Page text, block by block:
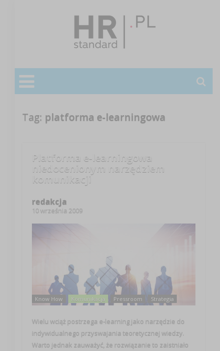
Tag: platforma e-learningowa
Platforma e-learningowa
niedocenionym narzędziem
komunikacji
redakcja
10 września 2009
Know How Komunikacja Pressroom Strategia
Wielu wciąż postrzega e-learning jako narzędzie do
indywidualnego przyswajania teoretycznej wiedzy.
Warto jednak zauważyć, że rozwiązanie to zaistniało